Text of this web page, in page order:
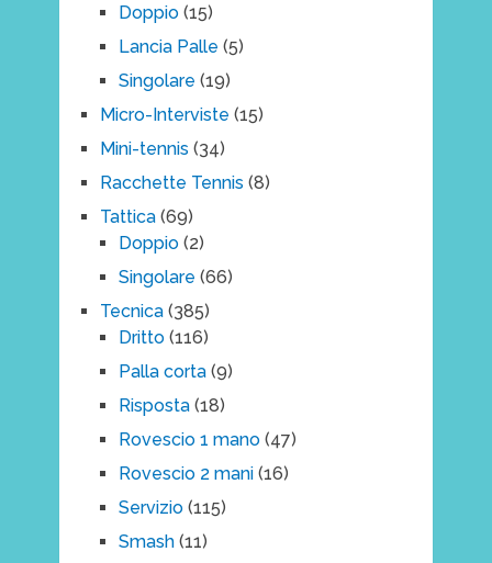
Doppio(15)
Lancia Palle (5)
Singolare (19)
Micro-Interviste (15)
Mini-tennis (34)
Racchette Tennis (8)
Tattica(69)
Doppio(2)
Singolare (66)
Tecnica(385)
Dritto(116)
Palla corta(9)
Risposta(18)
Rovescio 1 mano(47)
Rovescio 2 mani(16)
Servizio(115)
Smash(11)